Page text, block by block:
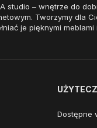
studio – wnętrze do
Tworzymy dla
je pięknymi
Dostępne